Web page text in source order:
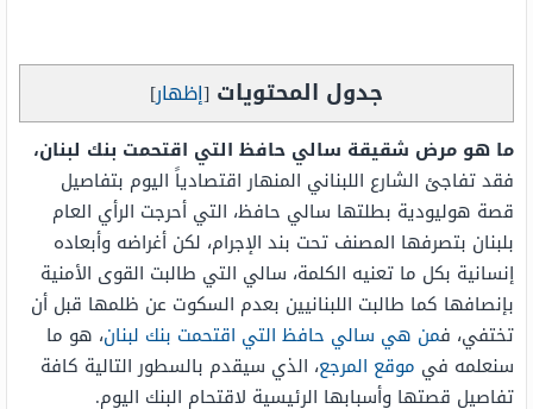
جدول المحتويات [إظهار]
ما هو مرض شقيقة سالي حافظ التي اقتحمت بنك لبنان،
فقد تفاجئ الشارع اللبناني المنهار اقتصادياً اليوم بتفاصيل
قصة هوليودية بطلتها سالي حافظ، التي أحرجت الرأي العام
بلبنان بتصرفها المصنف تحت بند الإجرام، لكن أغراضه وأبعاده
إنسانية بكل ما تعنيه الكلمة، سالي التي طالبت القوى الأمنية
بإنصافها كما طالبت اللبنانيين بعدم السكوت عن ظلمها قبل أن
تختفي، فمن هي سالي حافظ التي اقتحمت بنك لبنان، هو ما
سنعلمه في موقع المرجع، الذي سيقدم بالسطور التالية كافة
تفاصيل قصتها وأسبابها الرئيسية لاقتحام البنك اليوم.